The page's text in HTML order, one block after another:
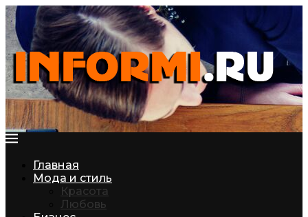
Главная
Мода и стиль
Красота
Любовь